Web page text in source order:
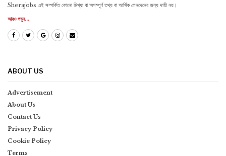
Sherajobs এই সম্পর্কিত কোনো মিথ্যা বা অসম্পূর্ণ তথ্য বা আর্থিক লেনদেনের জন্য দায়ী নয়।
আরও পড়ুন...
ABOUT US
Advertisement
About Us
Contact Us
Privacy Policy
Cookie Policy
Terms